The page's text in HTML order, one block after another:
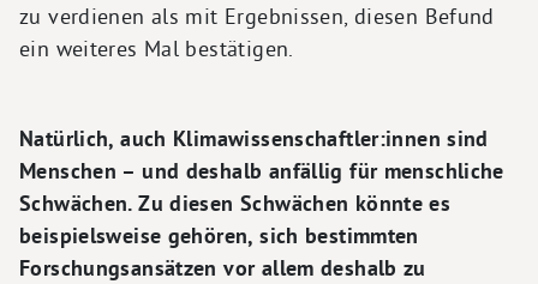
zu verdienen als mit Ergebnissen, diesen Befund
ein weiteres Mal bestätigen.
Natürlich, auch Klimawissenschaftler:innen sind
Menschen – und deshalb anfällig für menschliche
Schwächen. Zu diesen Schwächen könnte es
beispielsweise gehören, sich bestimmten
Forschungsansätzen vor allem deshalb zu